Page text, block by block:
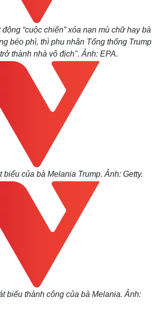
“cuộc chiến” xóa nạn mù chữ hay bà
béo phì, thì phu nhân Tổng thống Trump
thành nhà vô địch". Ảnh: EPA.
của bà Melania Trump. Ảnh: Getty.
biểu thành công của bà Melania. Ảnh: